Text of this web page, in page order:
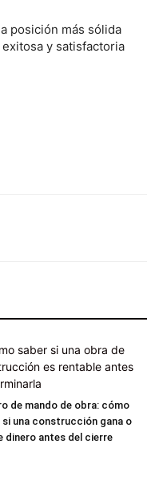
posición más sólida
y satisfactoria
de mando de obra: cómo
si una construcción gana o
dinero antes del cierre